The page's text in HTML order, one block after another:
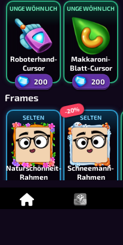
UNGEWÖHNLICH
Roboterhand-
Cursor
200
UNGEWÖHNLICH
Makkaroni-
Blatt-Cursor
200
Frames
SELTEN
Naturschönheit-
Rahmen
6,500
SELTEN
Schneemann-
Rahmen
4,200
-20%
UNGEWÖHNLICH
-10%
UNGEWÖHNLICH
-10%